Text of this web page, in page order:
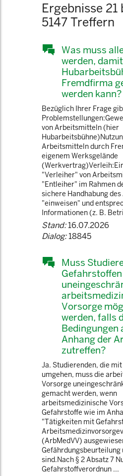
Ergebnisse
5147 Treffern
Was muss
werden,
Fremdfirma
werden kann?
Bezüglich Ihrer Frage
von Arbeitsmitteln (hier
Arbeitsmitteln durch
eigenem Werksgelände
"Verleiher" von
"Entleiher" im Rahmen
sichere Handhabung
"einweisen" und
Informationen (z. B.
Stand:16.07.2026
Dialog:18845
Muss
Vorsorge
werden, falls
Bedingungen
Anhang der
zutreffen?
Ja. Studierenden, die
umgehen, muss die
Vorsorge
gemacht werden, wenn
arbeitsmedizinische
Gefahrstoffe wie im
"Tätigkeiten mit
(ArbMedVV)
Gefährdungsbeurteilung
sind.Nach § 2 Absatz 7
Gefahrstoffverordnun ...